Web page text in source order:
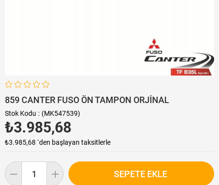
859 CANTER FUSO ÖN TAMPON ORJİNAL
Stok Kodu (MK547539)
₺3.985,68
₺3.985,68 `den başlayan taksitlerle